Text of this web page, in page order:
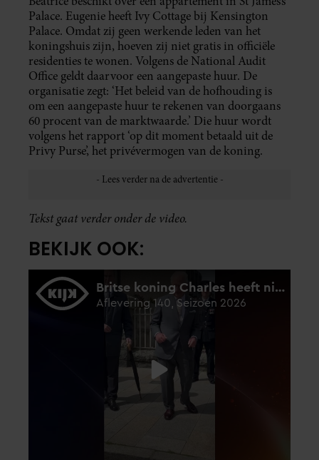
Palace. Eugenie heeft Ivy Cottage bij Kensington
Palace. Omdat zij geen werkende leden van het
koningshuis zijn, hoeven zij niet gratis in officiële
residenties te wonen. Volgens de National Audit
Office geldt daarvoor een aangepaste huur. De
organisatie zegt: ‘Het beleid van de hofhouding is
om een aangepaste huur te rekenen van doorgaans
60 procent van de marktwaarde.’ Die huur wordt
volgens het rapport ‘op dit moment betaald uit de
Privy Purse’, het privévermogen van de koning.
Tekst gaat verder onder de video.
BEKIJK OOK: